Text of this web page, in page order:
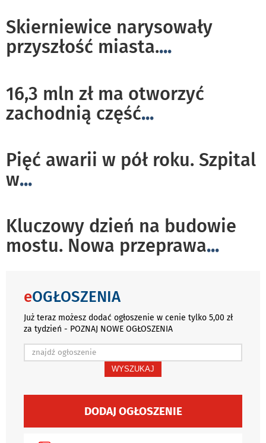
Skierniewice narysowały
przyszłość miasta....
16,3 mln zł ma otworzyć
zachodnią część...
Pięć awarii w pół roku. Szpital
w...
Kluczowy dzień na budowie
mostu. Nowa przeprawa...
eOGŁOSZENIA
Już teraz możesz dodać ogłoszenie w cenie tylko 5,00 zł
za tydzień - POZNAJ NOWE OGŁOSZENIA
WYSZUKAJ
DODAJ OGŁOSZENIE